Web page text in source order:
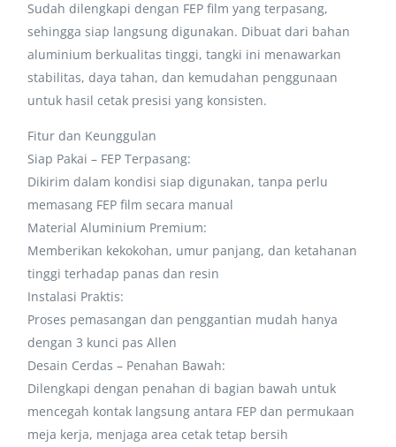
Sudah dilengkapi dengan FEP film yang terpasang,
sehingga siap langsung digunakan. Dibuat dari bahan
aluminium berkualitas tinggi, tangki ini menawarkan
stabilitas, daya tahan, dan kemudahan penggunaan
untuk hasil cetak presisi yang konsisten.
Fitur dan Keunggulan
Siap Pakai – FEP Terpasang:
Dikirim dalam kondisi siap digunakan, tanpa perlu
memasang FEP film secara manual
Material Aluminium Premium:
Memberikan kekokohan, umur panjang, dan ketahanan
tinggi terhadap panas dan resin
Instalasi Praktis:
Proses pemasangan dan penggantian mudah hanya
dengan 3 kunci pas Allen
Desain Cerdas – Penahan Bawah:
Dilengkapi dengan penahan di bagian bawah untuk
mencegah kontak langsung antara FEP dan permukaan
meja kerja, menjaga area cetak tetap bersih